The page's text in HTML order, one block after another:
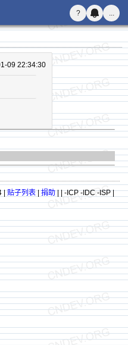
? ...
09 22:34:30
|贴子列表|捐助|| -ICP -IDC -ISP |